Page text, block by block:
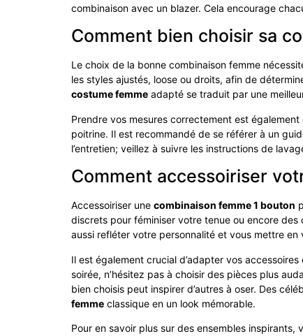
combinaison avec un blazer. Cela encourage
Comment bien choisir sa
Le choix de la bonne combinaison femme
les styles ajustés, loose ou droits, afin de
costume femme adapté se traduit par une
Prendre vos mesures correctement est
poitrine. Il est recommandé de se référer à un
l’entretien; veillez à suivre les instructions de
Comment accessoiriser
Accessoiriser une combinaison femme 1 bouton
discrets pour féminiser votre tenue ou encore
aussi refléter votre personnalité et vous mettre en
Il est également crucial d’adapter vos
soirée, n’hésitez pas à choisir des pièces plus
bien choisis peut inspirer d’autres à oser. Des
femme classique en un look mémorable.
Pour en savoir plus sur des ensembles inspirants,